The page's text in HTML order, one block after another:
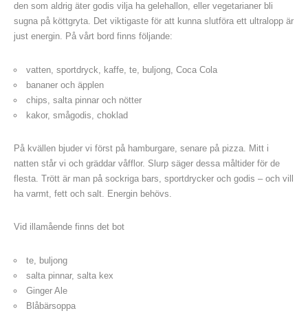
den som aldrig äter godis vilja ha gelehallon, eller vegetarianer bli
sugna på köttgryta. Det viktigaste för att kunna slutföra ett ultralopp är
just energin. På vårt bord finns följande:
vatten, sportdryck, kaffe, te, buljong, Coca Cola
bananer och äpplen
chips, salta pinnar och nötter
kakor, smågodis, choklad
På kvällen bjuder vi först på hamburgare, senare på pizza. Mitt i
natten står vi och gräddar våfflor. Slurp säger dessa måltider för de
flesta. Trött är man på sockriga bars, sportdrycker och godis – och vill
ha varmt, fett och salt. Energin behövs.
Vid illamående finns det bot
te, buljong
salta pinnar, salta kex
Ginger Ale
Blåbärsoppa